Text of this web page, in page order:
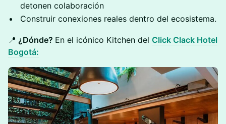
detonen colaboración
Construir conexiones reales dentro del ecosistema.
📍 ¿Dónde? En el icónico Kitchen del Click Clack Hotel
Bogotá: